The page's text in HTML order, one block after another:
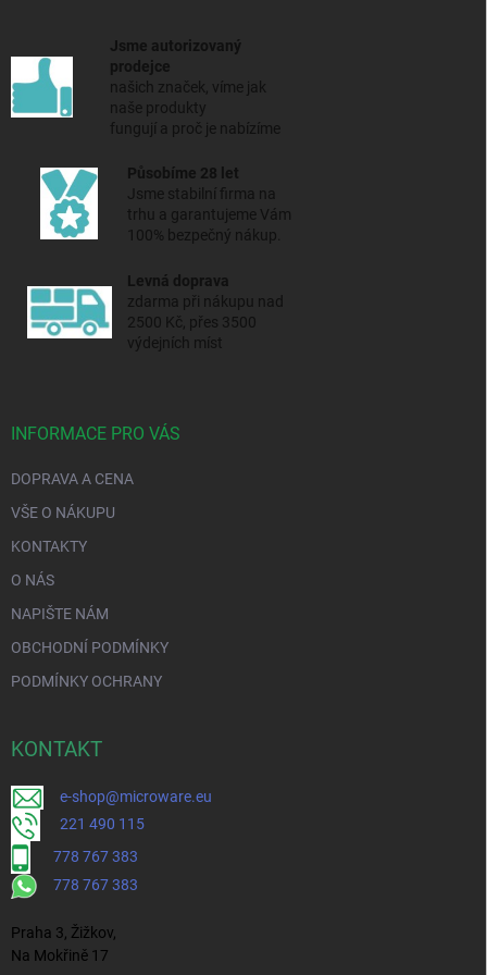
Jsme autorizovaný
prodejce
našich značek, víme jak
naše produkty
fungují a proč je nabízíme
Působíme 28 let
Jsme stabilní firma na
trhu a garantujeme Vám
100% bezpečný nákup.
Levná doprava
zdarma při nákupu nad
2500 Kč, přes 3500
výdejních míst
INFORMACE PRO VÁS
DOPRAVA A CENA
VŠE O NÁKUPU
KONTAKTY
O NÁS
NAPIŠTE NÁM
OBCHODNÍ PODMÍNKY
PODMÍNKY OCHRANY
KONTAKT
e-shop@microware.eu
221 490 115
778 767 383
778 767 383
Praha 3, Žižkov,
Na Mokřině 17